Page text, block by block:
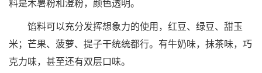
料是木薯粉和澄粉，颜色透明。
馅料可以充分发挥想象力的使用，红豆、绿豆、甜玉
米；芒果、菠萝、提子干统统都行。有牛奶味，抹茶味，巧
克力味，甚至还有双层口味。